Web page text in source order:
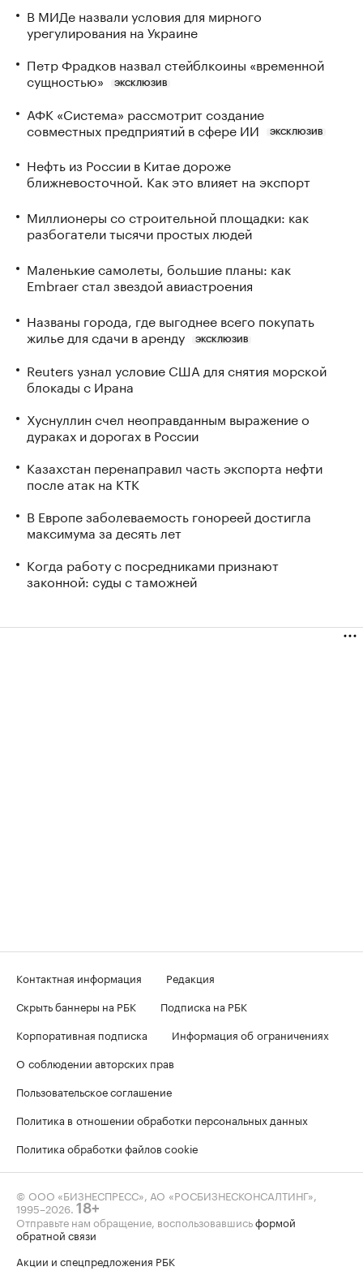
В МИДе назвали условия для мирного
урегулирования на Украине
Петр Фрадков назвал стейблкоины «временной
сущностью»
ЭКСКЛЮЗИВ
АФК «Система» рассмотрит создание
совместных предприятий в сфере ИИ
ЭКСКЛЮЗИВ
Нефть из России в Китае дороже
ближневосточной. Как это влияет на экспорт
Миллионеры со строительной площадки: как
разбогатели тысячи простых людей
Маленькие самолеты, большие планы: как
Embraer стал звездой авиастроения
Названы города, где выгоднее всего покупать
жилье для сдачи в аренду
ЭКСКЛЮЗИВ
Reuters узнал условие США для снятия морской
блокады с Ирана
Хуснуллин счел неоправданным выражение о
дураках и дорогах в России
Казахстан перенаправил часть экспорта нефти
после атак на КТК
В Европе заболеваемость гонореей достигла
максимума за десять лет
Когда работу с посредниками признают
законной: суды с таможней
Контактная информация
Редакция
Скрыть баннеры на РБК
Подписка на РБК
Корпоративная подписка
Информация об ограничениях
О соблюдении авторских прав
Пользовательское соглашение
Политика в отношении обработки персональных данных
Политика обработки файлов cookie
© ООО «БИЗНЕСПРЕСС», АО «РОСБИЗНЕСКОНСАЛТИНГ»,
1995–2026 18+
Отправьте нам обращение, воспользовавшисьформой
обратной связи
Акции и спецпредложения РБК